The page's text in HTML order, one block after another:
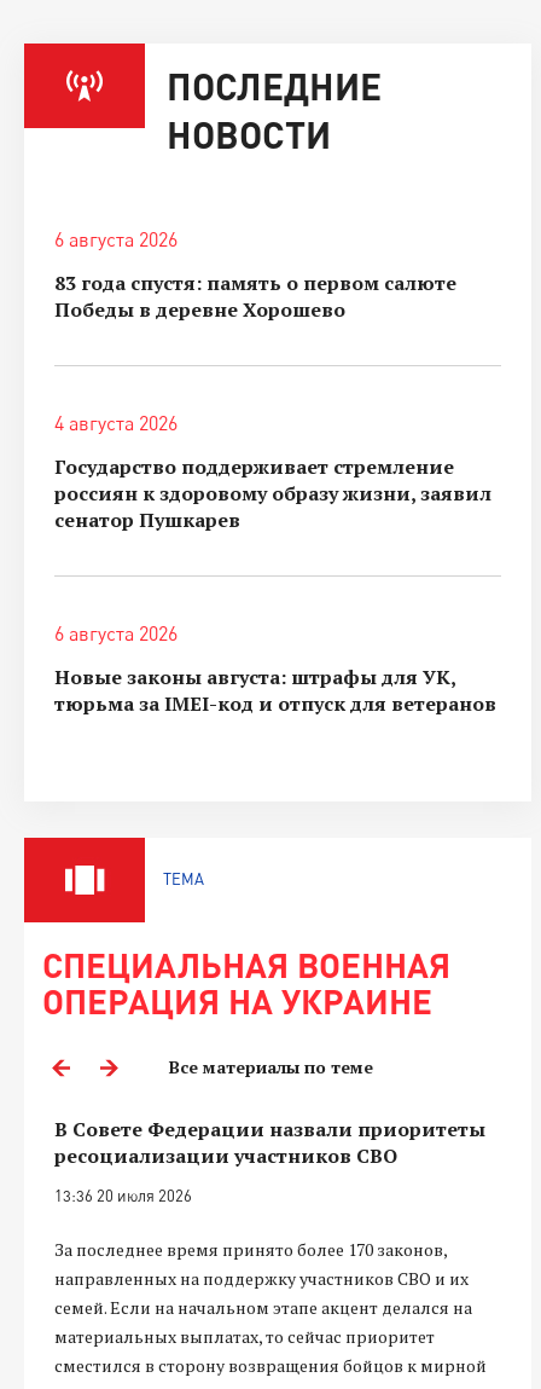
ПОСЛЕДНИЕ
НОВОСТИ
6 августа 2026
83 года спустя: память о первом салюте
Победы в деревне Хорошево
4 августа 2026
Государство поддерживает стремление
россиян к здоровому образу жизни, заявил
сенатор Пушкарев
6 августа 2026
Новые законы августа: штрафы для УК,
тюрьма за IMEI-код и отпуск для ветеранов
ТЕМА
СПЕЦИАЛЬНАЯ ВОЕННАЯ
ОПЕРАЦИЯ НА УКРАИНЕ
Все материалы по теме
В Совете Федерации назвали приоритеты
ресоциализации участников СВО
13:36 20 июля 2026
За последнее время принято более 170 законов,
направленных на поддержку участников СВО и их
семей. Если на начальном этапе акцент делался на
материальных выплатах, то сейчас приоритет
сместился в сторону возвращения бойцов к мирной